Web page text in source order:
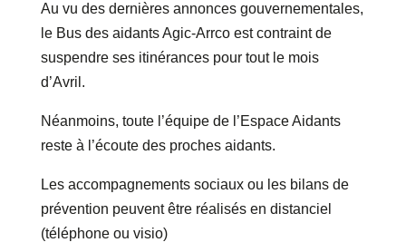
Au vu des dernières annonces gouvernementales,
le Bus des aidants Agic-Arrco est contraint de
suspendre ses itinérances pour tout le mois
d’Avril.
Néanmoins, toute l’équipe de l’Espace Aidants
reste à l’écoute des proches aidants.
Les accompagnements sociaux ou les bilans de
prévention peuvent être réalisés en distanciel
(téléphone ou visio)